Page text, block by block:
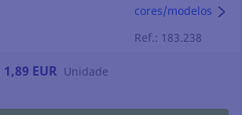
Lumocolor -
cores/modelos
Ref.: 183.238
1,89 EUR Unidade